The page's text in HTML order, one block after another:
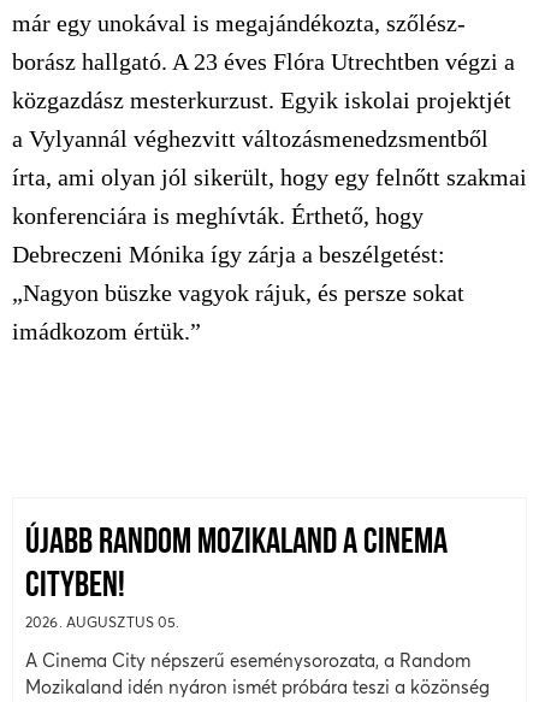
már egy unokával is megajándékozta, szőlész-
borász hallgató. A 23 éves Flóra Utrechtben végzi a
közgazdász mesterkurzust. Egyik iskolai projektjét
a Vylyannál véghezvitt változásmenedzsmentből
írta, ami olyan jól sikerült, hogy egy felnőtt szakmai
konferenciára is meghívták. Érthető, hogy
Debreczeni Mónika így zárja a beszélgetést:
„Nagyon büszke vagyok rájuk, és persze sokat
imádkozom értük.”
ÚJABB RANDOM MOZIKALAND A CINEMA
CITYBEN!
2026. AUGUSZTUS 05.
A Cinema City népszerű eseménysorozata, a Random
Mozikaland idén nyáron ismét próbára teszi a közönség